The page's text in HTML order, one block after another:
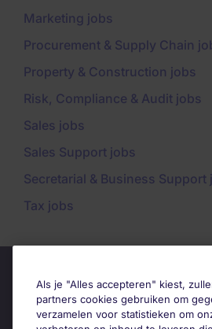
Marketing jobs
Procurement & Supply Chain
Property & Construction jobs
Risk, Compliance & Audit jobs
Sales jobs
Sales Support jobs
Secretarial & Business Support
Tax jobs
Als je "Alles accepteren" kiest,
partners cookies gebruiken om
verzamelen voor statistieken om